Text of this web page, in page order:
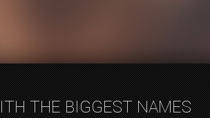
THE BIGGEST NAMES